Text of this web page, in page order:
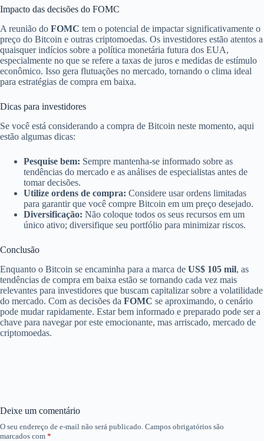
Impacto das decisões do FOMC
A reunião do FOMC tem o potencial de impactar significativamente o
preço do Bitcoin e outras criptomoedas. Os investidores estão atentos a
quaisquer indícios sobre a política monetária futura dos EUA,
especialmente no que se refere a taxas de juros e medidas de estímulo
econômico. Isso gera flutuações no mercado, tornando o clima ideal
para estratégias de compra em baixa.
Dicas para investidores
Se você está considerando a compra de Bitcoin neste momento, aqui
estão algumas dicas:
Pesquise bem: Sempre mantenha-se informado sobre as
tendências do mercado e as análises de especialistas antes de
tomar decisões.
Utilize ordens de compra: Considere usar ordens limitadas
para garantir que você compre Bitcoin em um preço desejado.
Diversificação: Não coloque todos os seus recursos em um
único ativo; diversifique seu portfólio para minimizar riscos.
Conclusão
Enquanto o Bitcoin se encaminha para a marca de US$ 105 mil, as
tendências de compra em baixa estão se tornando cada vez mais
relevantes para investidores que buscam capitalizar sobre a volatilidade
do mercado. Com as decisões da FOMC se aproximando, o cenário
pode mudar rapidamente. Estar bem informado e preparado pode ser a
chave para navegar por este emocionante, mas arriscado, mercado de
criptomoedas.
Deixe um comentário
O seu endereço de e-mail não será publicado. Campos obrigatórios são
marcados com *